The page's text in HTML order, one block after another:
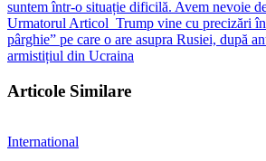
suntem într-o situație dificilă. Avem nevoie
Urmatorul Articol Trump vine cu precizări
pârghie” pe care o are asupra Rusiei, după
armistițiul din Ucraina
Articole Similare
International